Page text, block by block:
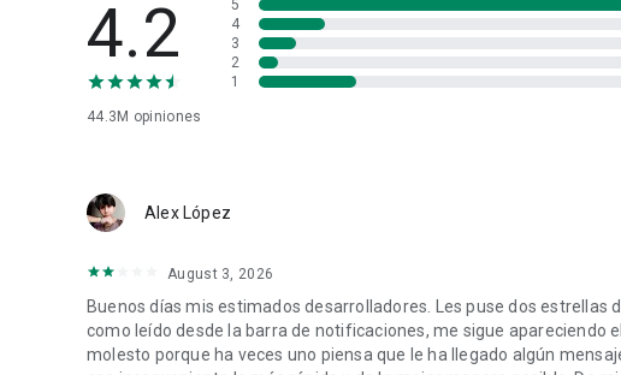
4.2
44.3M opiniones
5
4
3
2
1
Alex López
August 3, 2026
Buenos días mis estimados desarrolladores. Les puse dos estrellas
como leído desde la barra de notificaciones, me sigue apareciendo
molesto porque ha veces uno piensa que le ha llegado algún